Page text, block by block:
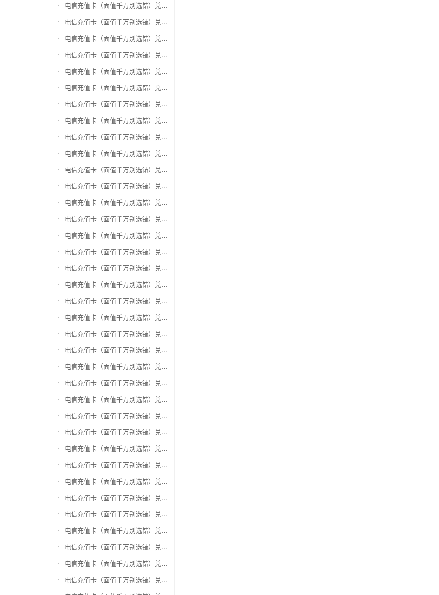
电信充值卡（面值千万别选错）兑换芒果TV
电信充值卡（面值千万别选错）兑换QQ音乐
电信充值卡（面值千万别选错）兑换酷狗音乐
电信充值卡（面值千万别选错）兑换周黑鸭
电信充值卡（面值千万别选错）兑换一号店礼品卡
电信充值卡（面值千万别选错）兑换亚马逊（只要实体卡）
电信充值卡（面值千万别选错）兑换中粮我买网礼品卡
电信充值卡（面值千万别选错）兑换当当礼品卡
电信充值卡（面值千万别选错）兑换国美红券
电信充值卡（面值千万别选错）兑换盛付通卡
电信充值卡（面值千万别选错）兑换付费通
电信充值卡（面值千万别选错）兑换得仕通卡
电信充值卡（面值千万别选错）兑换便利通卡
电信充值卡（面值千万别选错）兑换同程旅游卡
电信充值卡（面值千万别选错）兑换万能消费卡
电信充值卡（面值千万别选错）兑换生活杉德卡
电信充值卡（面值千万别选错）兑换世通卡
电信充值卡（面值千万别选错）兑换商盟卡
电信充值卡（面值千万别选错）兑换赢点生活卡
电信充值卡（面值千万别选错）兑换智惠卡
电信充值卡（面值千万别选错）兑换途牛商旅卡
电信充值卡（面值千万别选错）兑换天天一卡通
电信充值卡（面值千万别选错）兑换(易初)卜蜂莲花礼品卡
电信充值卡（面值千万别选错）兑换神州运通超级卡(运通网购卡)
电信充值卡（面值千万别选错）兑换中石油省卡
电信充值卡（面值千万别选错）兑换必胜客
电信充值卡（面值千万别选错）兑换星巴克
电信充值卡（面值千万别选错）兑换哈根达斯电子券
电信充值卡（面值千万别选错）兑换平安1768欢乐豆
电信充值卡（面值千万别选错）兑换金山一卡通
电信充值卡（面值千万别选错）兑换汉购通
电信充值卡（面值千万别选错）兑换肯德基
电信充值卡（面值千万别选错）兑换CoCo
电信充值卡（面值千万别选错）兑换COSTA
电信充值卡（面值千万别选错）兑换滴滴打车
电信充值卡（面值千万别选错）兑换锦江e卡通(锦江一卡通)